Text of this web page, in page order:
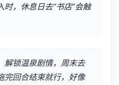
，休息日去“书店”会触
解锁温泉剧情，周末去
完回合结束就行，好像